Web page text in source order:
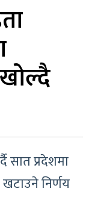
सात प्रदेशमा
खटाउने निर्णय